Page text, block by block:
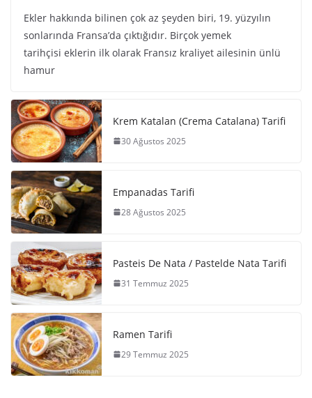
Ekler hakkında bilinen çok az şeyden biri, 19. yüzyılın
sonlarında Fransa’da çıktığıdır. Birçok yemek
tarihçisi eklerin ilk olarak Fransız kraliyet ailesinin ünlü
hamur
Krem Katalan (Crema Catalana) Tarifi
30 Ağustos 2025
Empanadas Tarifi
28 Ağustos 2025
Pasteis De Nata / Pastelde Nata Tarifi
31 Temmuz 2025
Ramen Tarifi
29 Temmuz 2025